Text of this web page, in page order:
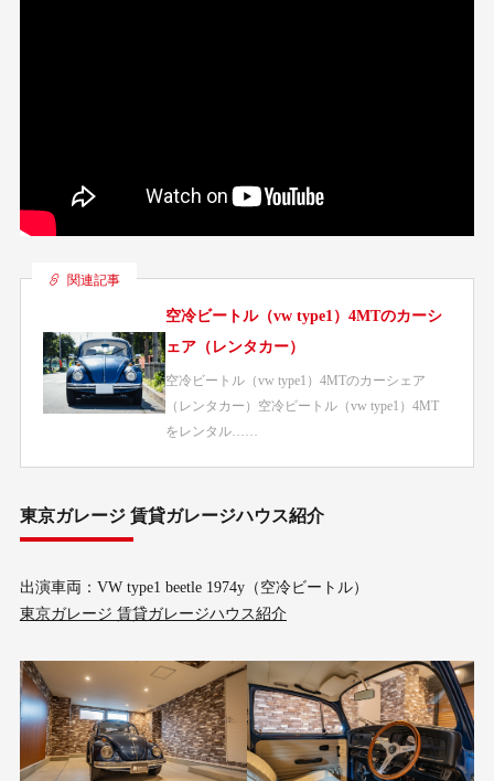
関連記事
空冷ビートル（vw type1）4MTのカーシ
ェア（レンタカー）
空冷ビートル（vw type1）4MTのカーシェア
（レンタカー）空冷ビートル（vw type1）4MT
をレンタル……
東京ガレージ 賃貸ガレージハウス紹介
出演車両：VW type1 beetle 1974y（空冷ビートル）
東京ガレージ 賃貸ガレージハウス紹介